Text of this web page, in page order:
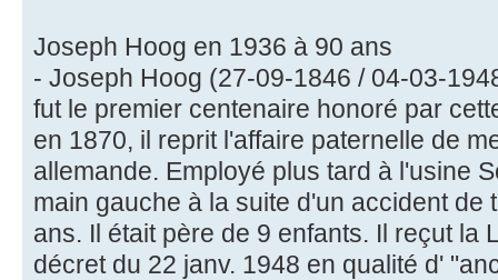
Joseph Hoog en 1936 à 90 ans
- Joseph Hoog (27-09-1846 / 04-03-
fut le premier centenaire honoré par
en 1870, il reprit l'affaire paternelle de
allemande. Employé plus tard à l'usine
main gauche à la suite d'un accident de
ans. Il était père de 9 enfants. Il reçut la
décret du 22 janv. 1948 en qualité d'